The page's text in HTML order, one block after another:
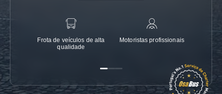
Frota de veículos de alta
qualidade
Motoristas profissionais